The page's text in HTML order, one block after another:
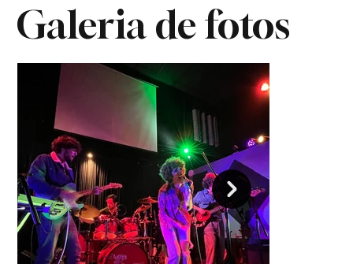
Galeria de fotos